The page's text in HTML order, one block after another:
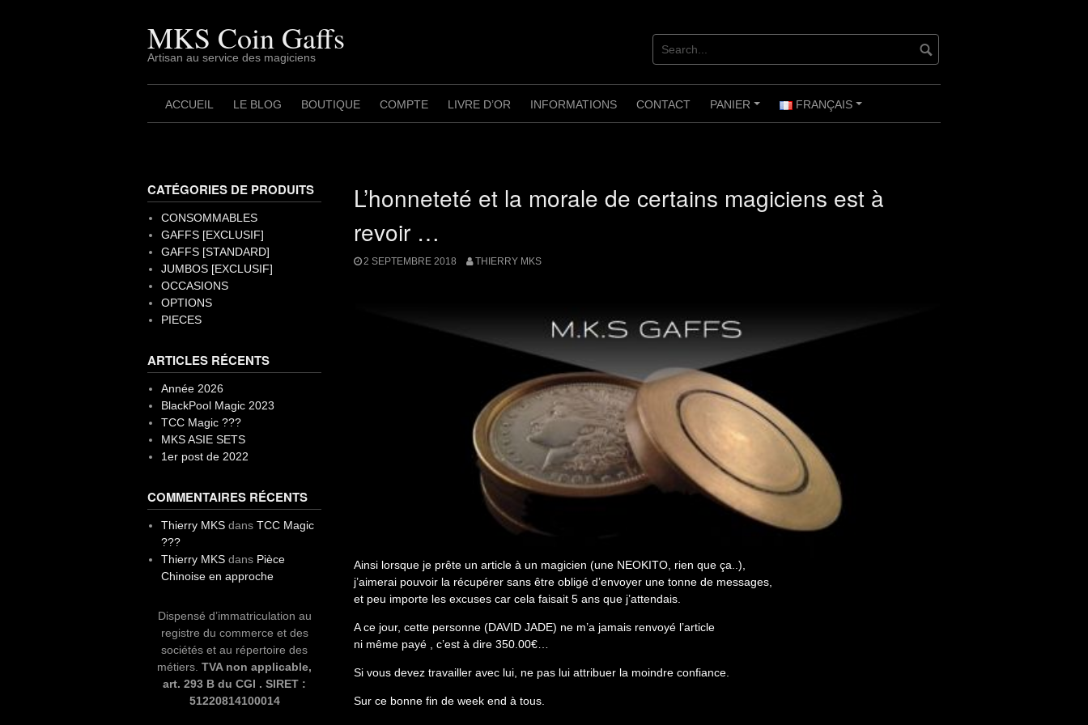
MKS Coin Gaffs
Artisan au service des magiciens
ACCUEIL LE BLOG BOUTIQUE COMPTE LIVRE D’OR INFORMATIONS CONTACT
+
PANIER
+
FRANÇAIS
L’honneteté et la morale de certains magiciens est à
revoir …
2 SEPTEMBRE 2018 THIERRY MKS
Ainsi lorsque je prête un article à un magicien (une NEOKITO, rien que ça..),
j’aimerai pouvoir la récupérer sans être obligé d’envoyer une tonne de messages,
et peu importe les excuses car cela faisait 5 ans que j’attendais.
A ce jour, cette personne (DAVID JADE) ne m’a jamais renvoyé l’article
ni même payé , c’est à dire 350.00€…
Si vous devez travailler avec lui, ne pas lui attribuer la moindre confiance.
Sur ce bonne fin de week end à tous.
CATÉGORIES DE PRODUITS
CONSOMMABLES
GAFFS [EXCLUSIF]
GAFFS [STANDARD]
JUMBOS [EXCLUSIF]
OCCASIONS
OPTIONS
PIECES
ARTICLES RÉCENTS
Année 2026
BlackPool Magic 2023
TCC Magic ???
MKS ASIE SETS
1er post de 2022
COMMENTAIRES RÉCENTS
Thierry MKSdans TCC Magic
???
Thierry MKSdans Pièce
Chinoise en approche
Dispensé d’immatriculation au
registre du commerce et des
sociétés et au répertoire des
métiers. TVA non applicable,
art. 293 B du CGI . SIRET :
51220814100014